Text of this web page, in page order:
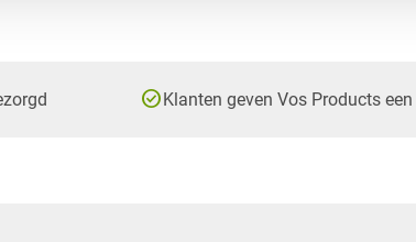
check_circleKlanten geven Vos Products een